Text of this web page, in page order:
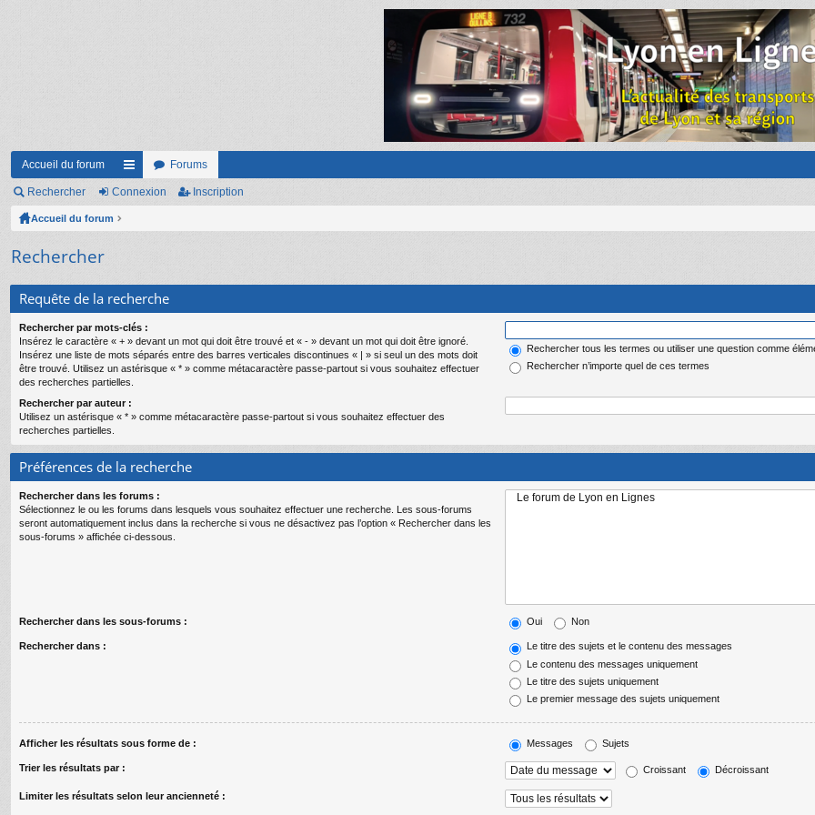
Accueil du forum
ac
s
Forums
Rechercher Connexion Inscription
Accueil du forum
Rechercher
Requête de la recherche
Rechercher par mots-clés :
Insérez le caractère « + » devant un mot qui doit être trouvé et « - » devant un mot qui doit être ignoré.
Insérez une liste de mots séparés entre des barres verticales discontinues « | » si seul un des mots doit
être trouvé. Utilisez un astérisque « * » comme métacaractère passe-partout si vous souhaitez effectuer
des recherches partielles.
Rechercher tous les termes ou utiliser une question comme
Rechercher n’importe quel de ces termes
Rechercher par auteur :
Utilisez un astérisque « * » comme métacaractère passe-partout si vous souhaitez effectuer des
recherches partielles.
Préférences de la recherche
Rechercher dans les forums :
Sélectionnez le ou les forums dans lesquels vous souhaitez effectuer une recherche. Les sous-forums
seront automatiquement inclus dans la recherche si vous ne désactivez pas l’option « Rechercher dans les
sous-forums » affichée ci-dessous.
Rechercher dans les sous-forums : Oui Non
Rechercher dans :
Le titre des sujets et le contenu des messages
Le contenu des messages uniquement
Le titre des sujets uniquement
Le premier message des sujets uniquement
Afficher les résultats sous forme de : Messages Sujets
Trier les résultats par : Croissant Décroissant
Limiter les résultats selon leur ancienneté :